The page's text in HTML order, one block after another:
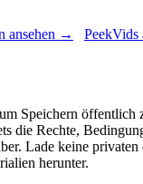
ansehen →
PeekVids
Speichern öffentlich
die Rechte,
Lade keine privaten
herunter.